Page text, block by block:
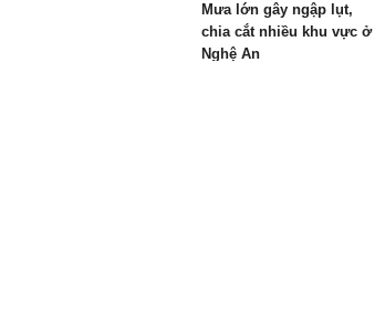
Mưa lớn gây ngập lụt,
chia cắt nhiều khu vực ở
Nghệ An